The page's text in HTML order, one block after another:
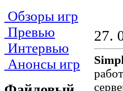
Обзоры игр
Превью
Интервью
Анонсы игр
27.